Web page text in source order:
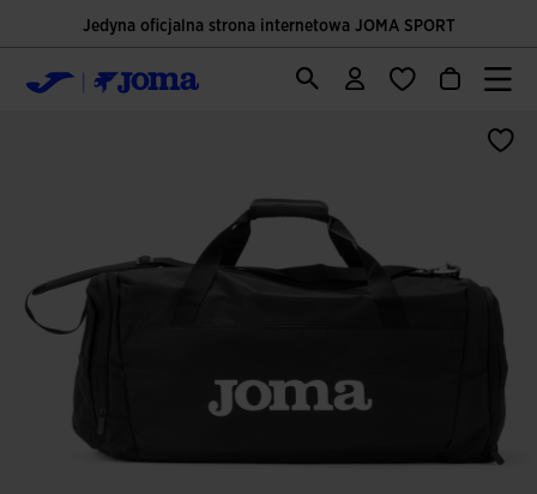
Jedyna oficjalna strona internetowa JOMA SPORT